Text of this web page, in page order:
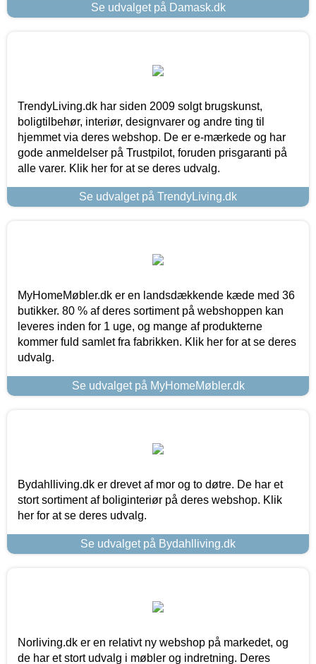
Se udvalget på Damask.dk
TrendyLiving.dk har siden 2009 solgt brugskunst,
boligtilbehør, interiør, designvarer og andre ting til
hjemmet via deres webshop. De er e-mærkede og har
gode anmeldelser på Trustpilot, foruden prisgaranti på
alle varer. Klik her for at se deres udvalg.
Se udvalget på TrendyLiving.dk
MyHomeMøbler.dk er en landsdækkende kæde med 36
butikker. 80 % af deres sortiment på webshoppen kan
leveres inden for 1 uge, og mange af produkterne
kommer fuld samlet fra fabrikken. Klik her for at se deres
udvalg.
Se udvalget på MyHomeMøbler.dk
Bydahlliving.dk er drevet af mor og to døtre. De har et
stort sortiment af boliginteriør på deres webshop. Klik
her for at se deres udvalg.
Se udvalget på Bydahlliving.dk
Norliving.dk er en relativt ny webshop på markedet, og
de har et stort udvalg i møbler og indretning. Deres